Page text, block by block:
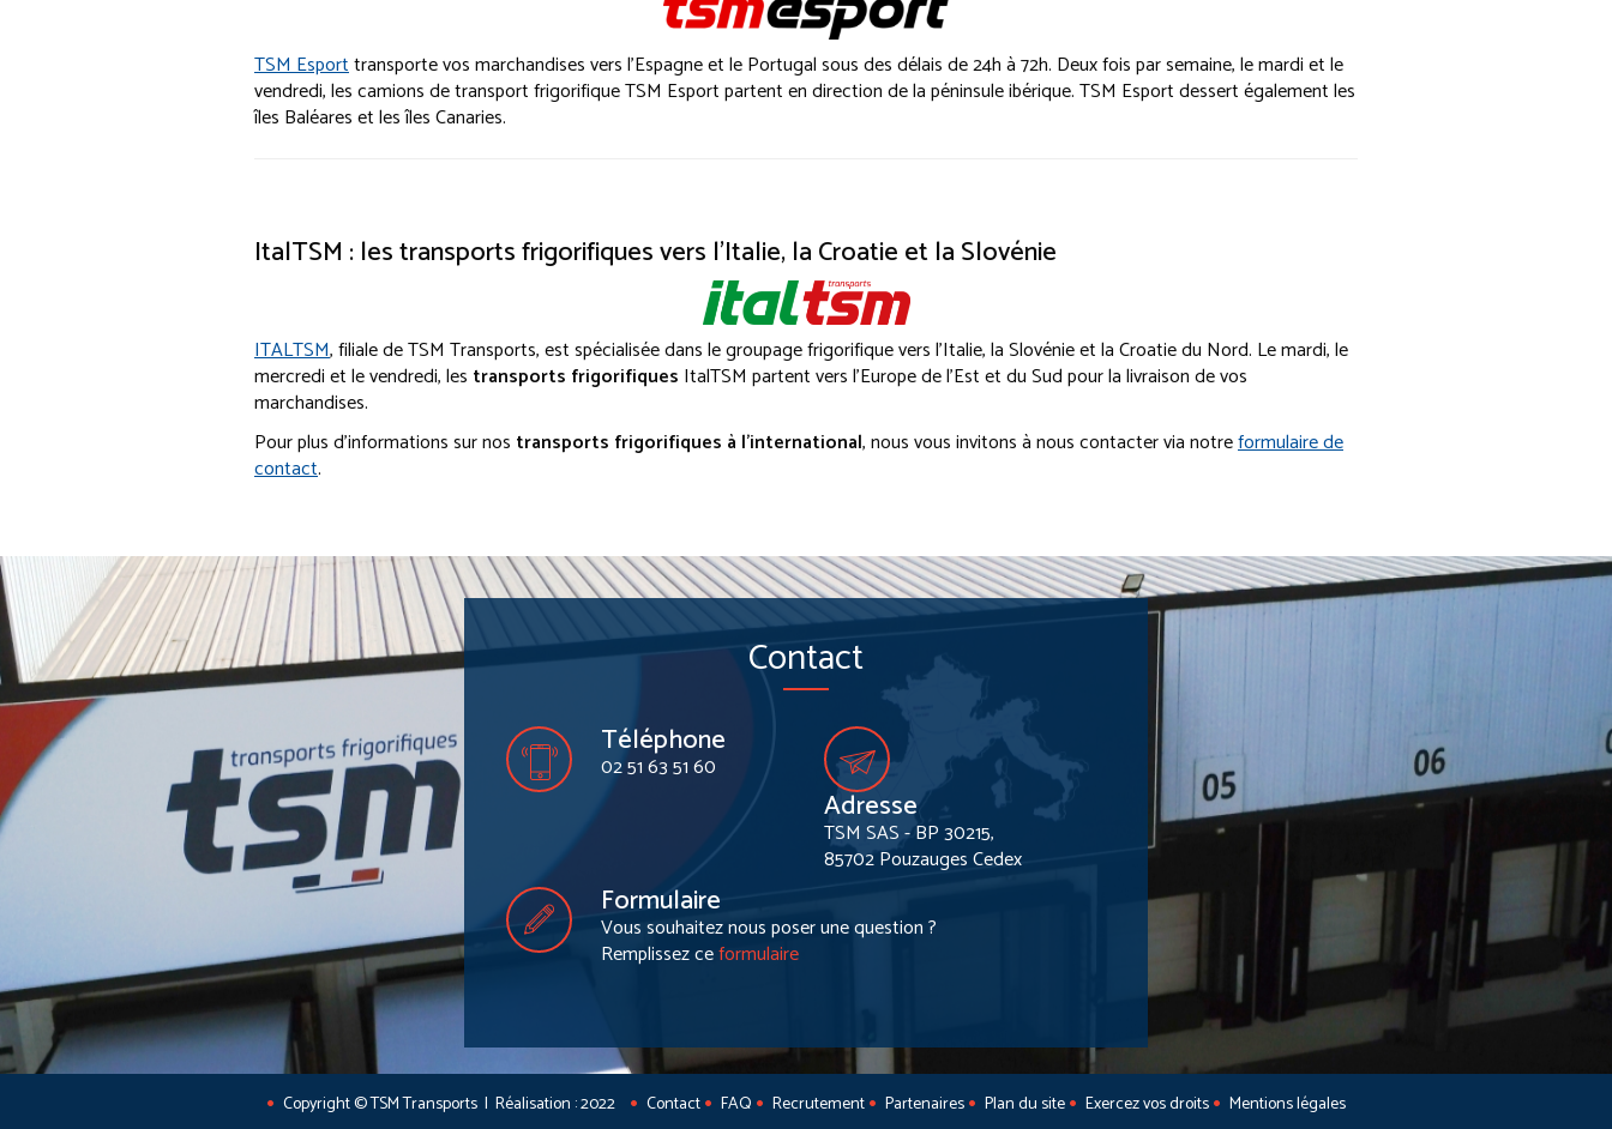
TSM Esporttransporte vos marchandises vers l'Espagne et le Portugal sous des délais de 24h à 72h. Deux fois par semaine, le mardi et le
vendredi, les camions de transport frigorifique TSM Esport partent en direction de la péninsule ibérique. TSM Esport dessert également les
îles Baléares et les îles Canaries.
ItalTSM : les transports frigorifiques vers l'Italie, la Croatie et la Slovénie
ITALTSM, filiale de TSM Transports, est spécialisée dans le groupage frigorifique vers l'Italie, la Slovénie et la Croatie du Nord. Le mardi, le
mercredi et le vendredi, les transports frigorifiques ItalTSM partent vers l'Europe de l'Est et du Sud pour la livraison de vos
marchandises.
Pour plus d'informations sur nos transports frigorifiques à l'international, nous vous invitons à nous contacter via notreformulaire de
contact.
Contact
Téléphone
02 51 63 51 60
Adresse
TSM SAS - BP 30215,
85702 Pouzauges Cedex
Formulaire
Vous souhaitez nous poser une question ?
Remplissez ceformulaire
Copyright © TSM Transports | Réalisation : 2022 Contact FAQ Recrutement Partenaires Plan du site Exercez vos droits Mentions légales